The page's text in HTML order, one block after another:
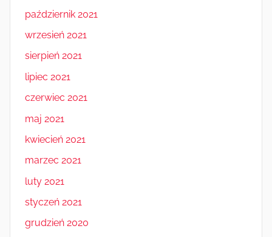
październik 2021
wrzesień 2021
sierpień 2021
lipiec 2021
czerwiec 2021
maj 2021
kwiecień 2021
marzec 2021
luty 2021
styczeń 2021
grudzień 2020